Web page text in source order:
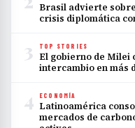
Brasil advierte
crisis diplomática
3 TOP STORIES
El gobierno de Milei
intercambio en más
4 ECONOMÍA
Latinoamérica
mercados de